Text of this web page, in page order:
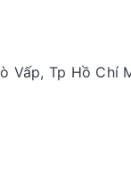
Vấp, Tp Hồ Chí